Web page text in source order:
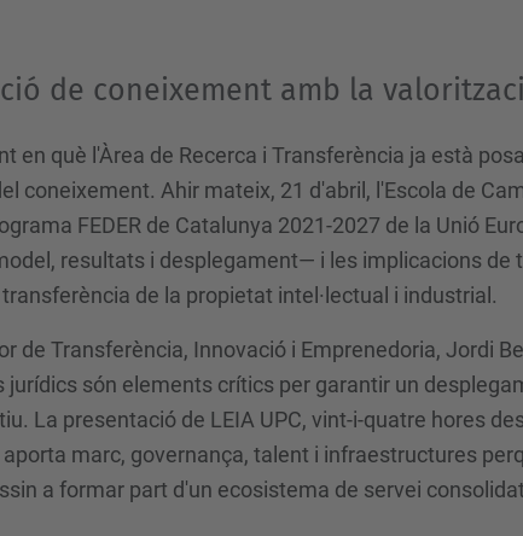
de coneixement amb la
en què l'Àrea de Recerca i Transferència ja està
coneixement. Ahir mateix, 21 d'abril, l'Escola de
FEDER de Catalunya 2021-2027 de la Unió
resultats i desplegament— i les implicacions de
de la propietat intel·lectual i industrial.
de Transferència, Innovació i Emprenedoria, Jordi
jurídics són elements crítics per garantir un
La presentació de LEIA UPC, vint-i-quatre hores
marc, governança, talent i infraestructures
a formar part d'un ecosistema de servei